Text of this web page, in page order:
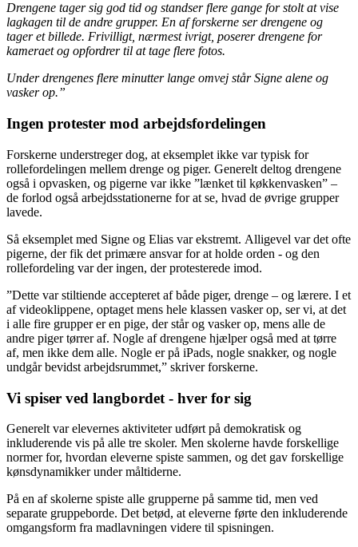
Drengene tager sig god tid og standser flere gange for stolt at vise
lagkagen til de andre grupper. En af forskerne ser drengene og
tager et billede. Frivilligt, nærmest ivrigt, poserer drengene for
kameraet og opfordrer til at tage flere fotos.
Under drengenes flere minutter lange omvej står Signe alene og
vasker op.”
Ingen protester mod arbejdsfordelingen
Forskerne understreger dog, at eksemplet ikke var typisk for
rollefordelingen mellem drenge og piger. Generelt deltog drengene
også i opvasken, og pigerne var ikke ”lænket til køkkenvasken” –
de forlod også arbejdsstationerne for at se, hvad de øvrige grupper
lavede.
Så eksemplet med Signe og Elias var ekstremt. Alligevel var det ofte
pigerne, der fik det primære ansvar for at holde orden - og den
rollefordeling var der ingen, der protesterede imod.
”Dette var stiltiende accepteret af både piger, drenge – og lærere. I et
af videoklippene, optaget mens hele klassen vasker op, ser vi, at det
i alle fire grupper er en pige, der står og vasker op, mens alle de
andre piger tørrer af. Nogle af drengene hjælper også med at tørre
af, men ikke dem alle. Nogle er på iPads, nogle snakker, og nogle
undgår bevidst arbejdsrummet,” skriver forskerne.
Vi spiser ved langbordet - hver for sig
Generelt var elevernes aktiviteter udført på demokratisk og
inkluderende vis på alle tre skoler. Men skolerne havde forskellige
normer for, hvordan eleverne spiste sammen, og det gav forskellige
kønsdynamikker under måltiderne.
På en af skolerne spiste alle grupperne på samme tid, men ved
separate gruppeborde. Det betød, at eleverne førte den inkluderende
omgangsform fra madlavningen videre til spisningen.